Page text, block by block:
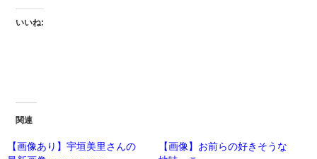
いいね:
関連
【画像あり】宇垣美里さんの
【画像】お前らの好きそうな